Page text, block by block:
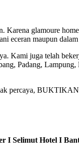
Karena glamoure
eceran maupun dalam
Kami juga telah
Padang,
percaya,
I Selimut Hotel I